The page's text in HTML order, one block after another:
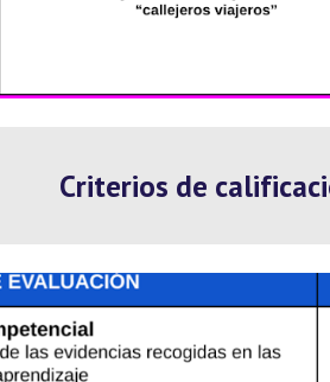
Criterios de